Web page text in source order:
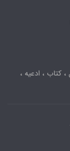
کتاب ، ادعیه ،